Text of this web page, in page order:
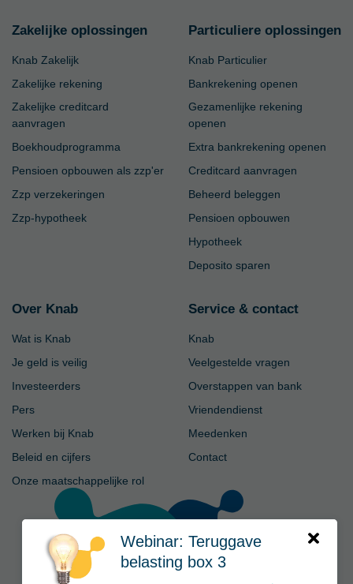
Webinar: Teruggave
belasting box 3
Zakelijke oplossingen
Knab Zakelijk
Zakelijke rekening
Zakelijke creditcard
aanvragen
Boekhoudprogramma
Pensioen opbouwen als zzp'er
Zzp verzekeringen
Zzp-hypotheek
Particuliere oplossingen
Knab Particulier
Bankrekening openen
Gezamenlijke rekening
openen
Extra bankrekening openen
Creditcard aanvragen
Beheerd beleggen
Pensioen opbouwen
Hypotheek
Deposito sparen
Over Knab
Wat is Knab
Je geld is veilig
Investeerders
Pers
Werken bij Knab
Beleid en cijfers
Onze maatschappelijke rol
Service & contact
Knab
Veelgestelde vragen
Overstappen van bank
Vriendendienst
Meedenken
Contact